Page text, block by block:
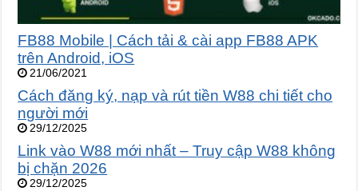
FB88 Mobile | Cách tải & cài app FB88 APK
trên Android, iOS
21/06/2021
Cách đăng ký, nạp và rút tiền W88 chi tiết cho
người mới
29/12/2025
Link vào W88 mới nhất – Truy cập W88 không
bị chặn 2026
29/12/2025